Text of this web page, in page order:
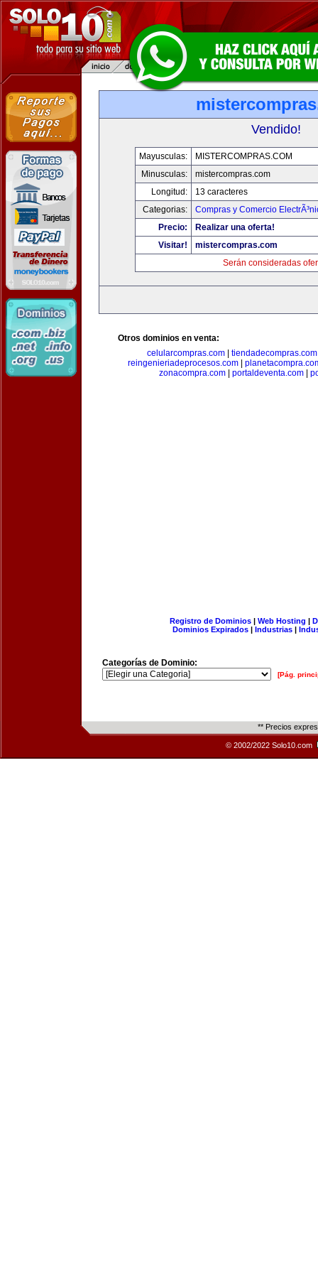
Vendido!
Mayusculas:
MISTERCOMPRAS.COM
Minusculas:
mistercompras.com
Longitud:
13 caracteres
Categorias:
Compras y Comercio
Precio:
Realizar una oferta!
Visitar!
mistercompras.com
Serán consideradas
Otros dominios en venta:
celularcompras.com| tiendadecompras.com
reingenieriadeprocesos.com|
zonacompra.com| portaldeventa.com|
Registro de Dominios| Web Hosting |
Dominios Expirados | Industrias |
Categorías de Dominio:
[Pág.
** Precios
© 2002/2022 Solo10.com